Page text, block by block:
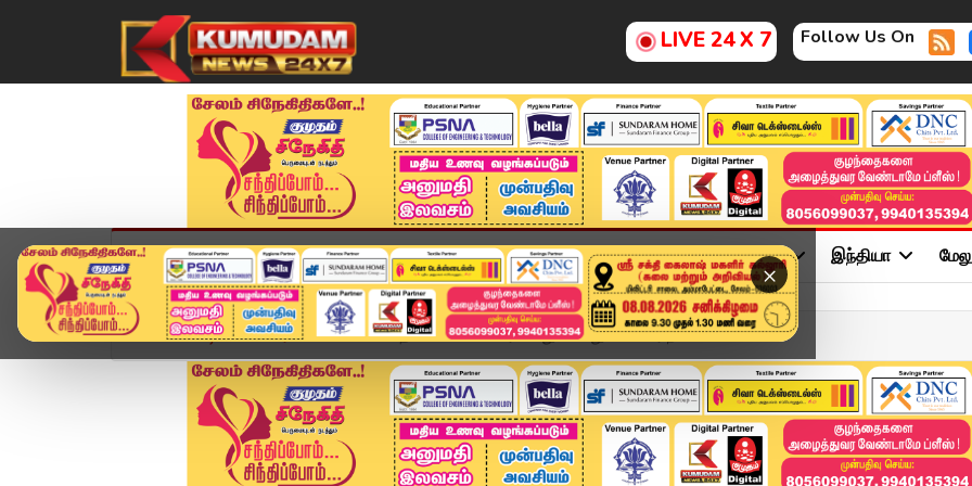
LIVE 24 X 7 Follow Us On
×
முகப்பு விளையாட்டு அண்மை தமிழ்நாடு சினிமா அரசியல் விளையாட்டு இந்தியா
Home வீடியோ ஸ்டோரி பெண்களை தாக்கிய காவலரை கைது செய்து போலீசார் நடவ...